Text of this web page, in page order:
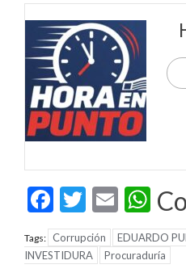
Facebook
Twitter
Email
Tags: Corrupción EDUARDO
INVESTIDURA
Procuraduría